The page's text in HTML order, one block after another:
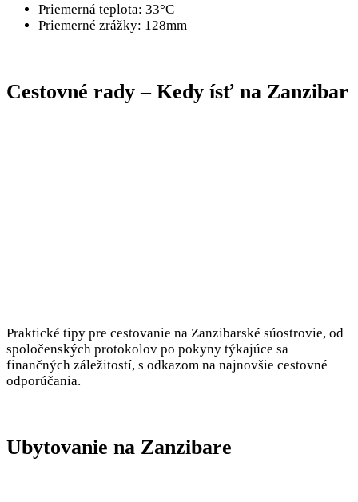
Priemerná teplota: 33°C
Priemerné zrážky: 128mm
Cestovné rady – Kedy ísť na Zanzibar
Praktické tipy pre cestovanie na Zanzibarské súostrovie, od
spoločenských protokolov po pokyny týkajúce sa
finančných záležitostí, s odkazom na najnovšie cestovné
odporúčania.
Ubytovanie na Zanzibare